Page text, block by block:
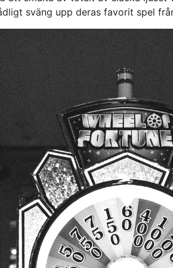
sväng upp deras favorit spel